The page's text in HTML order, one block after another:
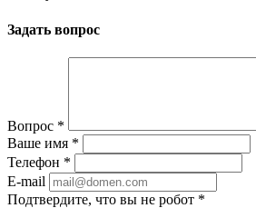
Задать вопрос
Вопрос *
Ваше имя *
Телефон *
E-mail
Подтвердите, что вы не робот *